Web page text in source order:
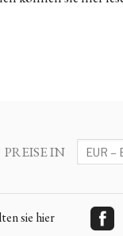
PREISE IN
sie hier